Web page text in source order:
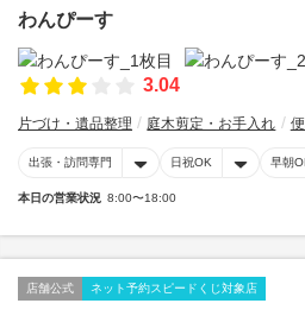
わんぴーす
3.04
片づけ・遺品整理 庭木剪定・お手入れ
出張・訪問専門 日祝OK 早朝
本日の営業状況 8:00〜18:00
店舗公式 ネット予約スピードくじ対象店